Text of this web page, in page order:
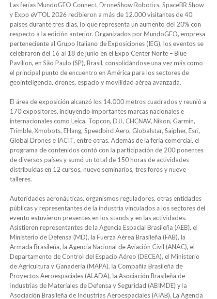
Las ferias MundoGEO Connect, DroneShow Robotics, SpaceBR Show
y Expo eVTOL 2026 recibieron a más de 12.000 visitantes de 40
países durante tres días, lo que representa un aumento del 20% con
respecto a la edición anterior. Organizados por MundoGEO, empresa
perteneciente al Grupo Italiano de Exposiciones (IEG), los eventos se
celebraron del 16 al 18 de junio en el Expo Center Norte – Blue
Pavilion, en São Paulo (SP), Brasil, consolidándose una vez más como
el principal punto de encuentro en América para los sectores de
geointeligencia, drones, espacio y movilidad aérea avanzada.
El área de exposición alcanzó los 14.000 metros cuadrados y reunió a
170 expositores, incluyendo importantes marcas nacionales e
internacionales como Leica, Topcon, DJI, CHCNAV, Nikon, Garmin,
Trimble, Xmobots, EHang, Speedbird Aero, Globalstar, Saipher, Esri,
Global Drones e IACIT, entre otras. Además de la feria comercial, el
programa de contenidos contó con la participación de 200 ponentes
de diversos países y sumó un total de 150 horas de actividades
distribuidas en 12 cursos, nueve seminarios, tres foros y nueve
talleres.
Autoridades aeronáuticas, organismos reguladores, otras entidades
públicas y representantes de la industria vinculados a los sectores del
evento estuvieron presentes en los stands y en las actividades.
Asistieron representantes de la Agencia Espacial Brasileña (AEB), el
Ministerio de Defensa (MD), la Fuerza Aérea Brasileña (FAB), la
Armada Brasileña, la Agencia Nacional de Aviación Civil (ANAC), el
Departamento de Control del Espacio Aéreo (DECEA), el Ministerio
de Agricultura y Ganadería (MAPA), la Compañía Brasileña de
Proyectos Aeroespaciales (ALADA), la Asociación Brasileña de
Industrias de Materiales de Defensa y Seguridad (ABIMDE) y la
Asociación Brasileña de Industrias Aeroespaciales (AIAB). La Agencia